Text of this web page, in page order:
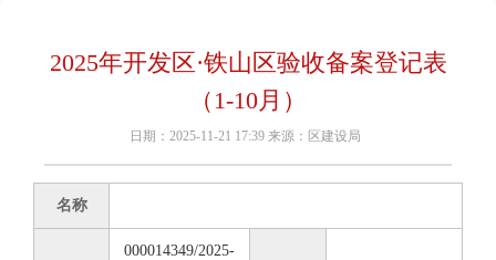
2025年开发区·铁山区验收备案登记表
（1-10月）
日期：2025-11-21 17:39 来源：区建设局
名称
000014349/2025-